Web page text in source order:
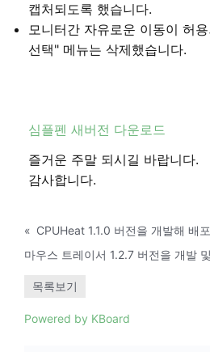
캡처되도록 했습니다.
모니터간 자유로운 이동이 허
선택" 메뉴는 삭제했습니다.
심플펜 새버전 다운로드
즐거운 주말 되시길 바랍니다.
감사합니다.
« CPUHeat 1.1.0 버전을 개발해 배
마우스 트레이서 1.2.7 버전을 개발
목록보기
Powered by KBoard